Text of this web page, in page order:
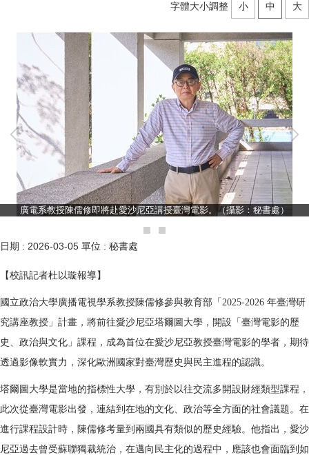
字體大小調整 小 中 大
廣電系教授陳儒修即將赴愛沙尼亞講授臺灣電影。（攝影：秘書處）
日期 : 2026-03-05 單位 : 秘書處
【校訊記者杜以璇報導】
國立政治大學廣播電視學系教授陳儒修參與教育部「2025-2026 年臺灣研
究講座教授」計畫，將前往愛沙尼亞塔爾圖大學，開設「臺灣電影的歷
史、政治與文化」課程，成為首位在愛沙尼亞教授臺灣電影的學者，期待
透過影像軟實力，深化歐洲國家對臺灣歷史與民主進程的認識。
塔爾圖大學是當地的指標性大學，有別於以往交流多開設財經類型課程，
此次從臺灣電影出發，連結到在地的文化、政治等全方面的社會議題。在
進行課程設計時，陳儒修考量到兩國具有類似的歷史經驗。他指出，愛沙
尼亞過去曾受蘇聯獨裁統治，在邁向民主化的過程中，應該也會面臨到如